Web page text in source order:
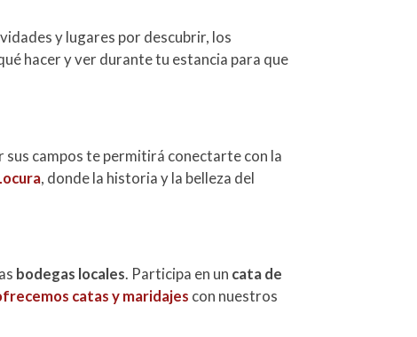
y lugares por descubrir, los
hacer y ver durante tu estancia para que
sus campos te permitirá conectarte con la
, donde la historia y la belleza del
bodegas locales. Participa en un cata de
catas y maridajes con nuestros